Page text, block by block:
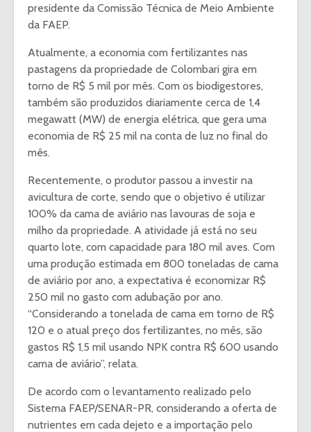
presidente da Comissão Técnica de Meio Ambiente
da FAEP.
Atualmente, a economia com fertilizantes nas
pastagens da propriedade de Colombari gira em
torno de R$ 5 mil por mês. Com os biodigestores,
também são produzidos diariamente cerca de 1,4
megawatt (MW) de energia elétrica, que gera uma
economia de R$ 25 mil na conta de luz no final do
mês.
Recentemente, o produtor passou a investir na
avicultura de corte, sendo que o objetivo é utilizar
100% da cama de aviário nas lavouras de soja e
milho da propriedade. A atividade já está no seu
quarto lote, com capacidade para 180 mil aves. Com
uma produção estimada em 800 toneladas de cama
de aviário por ano, a expectativa é economizar R$
250 mil no gasto com adubação por ano.
“Considerando a tonelada de cama em torno de R$
120 e o atual preço dos fertilizantes, no mês, são
gastos R$ 1,5 mil usando NPK contra R$ 600 usando
cama de aviário”, relata.
De acordo com o levantamento realizado pelo
Sistema FAEP/SENAR-PR, considerando a oferta de
nutrientes em cada dejeto e a importação pelo